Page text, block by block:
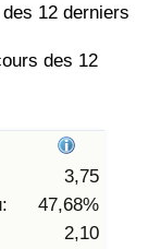
12 derniers
des 12
3,75
47,68%
2,10